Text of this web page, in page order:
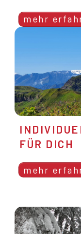
mehr
FÜR DICH
mehr